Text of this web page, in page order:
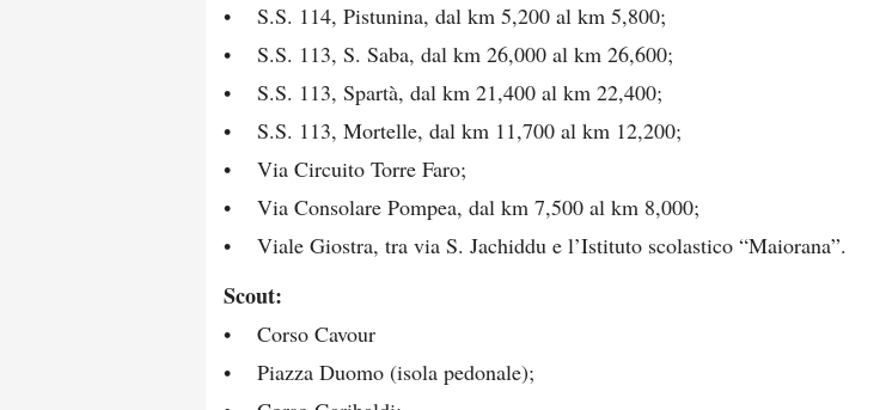
• S.S. 114, Pistunina, dal km 5,200 al km 5,800;
• S.S. 113, S. Saba, dal km 26,000 al km 26,600;
• S.S. 113, Spartà, dal km 21,400 al km 22,400;
• S.S. 113, Mortelle, dal km 11,700 al km 12,200;
• Via Circuito Torre Faro;
• Via Consolare Pompea, dal km 7,500 al km 8,000;
• Viale Giostra, tra via S. Jachiddu e l’Istituto scolastico “Maiorana”.
Scout:
• Corso Cavour
• Piazza Duomo (isola pedonale);